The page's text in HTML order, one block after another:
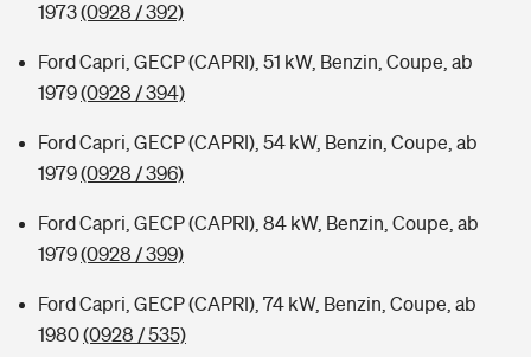
1973(0928 / 392)
Ford Capri, GECP (CAPRI), 51 kW, Benzin, Coupe, ab
1979(0928 / 394)
Ford Capri, GECP (CAPRI), 54 kW, Benzin, Coupe, ab
1979(0928 / 396)
Ford Capri, GECP (CAPRI), 84 kW, Benzin, Coupe, ab
1979(0928 / 399)
Ford Capri, GECP (CAPRI), 74 kW, Benzin, Coupe, ab
1980(0928 / 535)